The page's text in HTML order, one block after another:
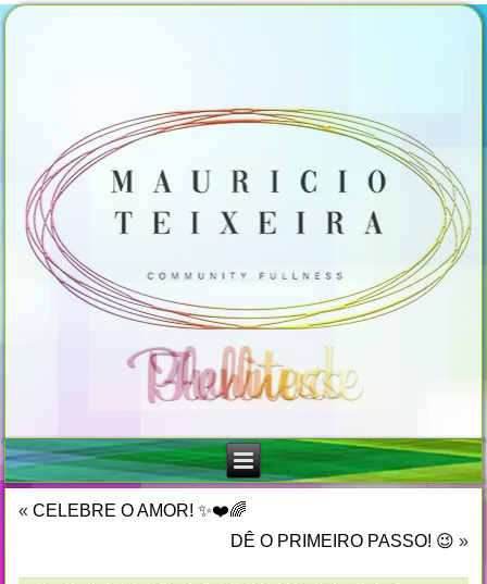
«CELEBRE O AMOR! ✨❤️🌈
DÊ O PRIMEIRO PASSO! 😉 »